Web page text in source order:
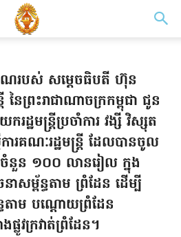
ណរបស់ សម្តេចធិបតី ហ៊ុន
នៃព្រះរាជាណាចក្រកម្ពុជា ជូន
ដ្ឋមន្ត្រីប្រចាំការ វង្សី វិស្សុត
ការគណៈរដ្ឋមន្ត្រី ដែលបានចូល
ចំនួន ១០០ លានរៀល ក្នុង
សម្ព័ន្ធតាម ព្រំដែន ដើម្បី
តាម បណ្តោយព្រំដែន
លូវក្រវាត់ព្រំដែន។